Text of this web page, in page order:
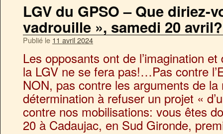
LGV du GPSO – Que diriez-
vadrouille », samedi 20 avril?
Publié le 11 avril 2024
Les opposants ont de l’imagination
la LGV ne se fera pas!…Pas contre
NON, pas contre les arguments de
détermination à refuser un projet «
contre nos mobilisations: vous êtes
20 à Cadaujac, en Sud Gironde,